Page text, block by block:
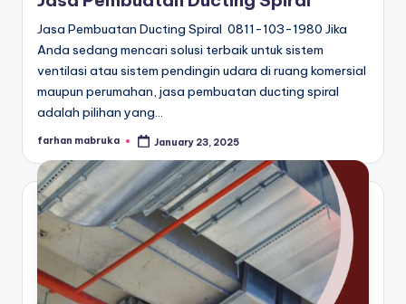
Jasa Pembuatan Ducting Spiral 0811-103-1980 Jika
Anda sedang mencari solusi terbaik untuk sistem
ventilasi atau sistem pendingin udara di ruang komersial
maupun perumahan, jasa pembuatan ducting spiral
adalah pilihan yang…
Posted
farhan mabruka January 23, 2025